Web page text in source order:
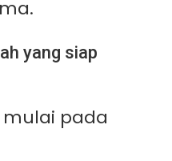
yang siap
pada